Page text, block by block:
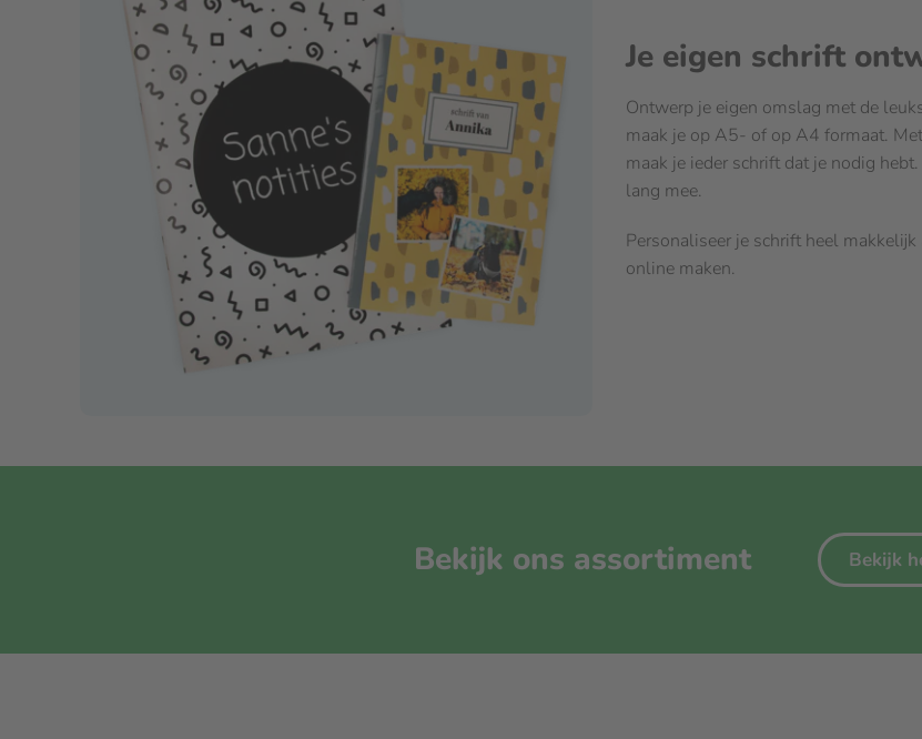
Je eigen schrift
Ontwerp je eigen omslag met de
maak je op A5- of op A4 formaat.
maak je ieder schrift dat je nodig
lang mee.
Personaliseer je schrift heel
online maken.
Bekijk ons assortiment Bekijk